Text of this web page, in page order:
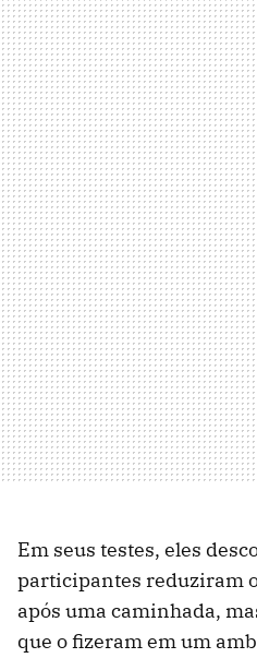
Em seus testes, eles
participantes reduziram
após uma caminhada,
que o fizeram em um